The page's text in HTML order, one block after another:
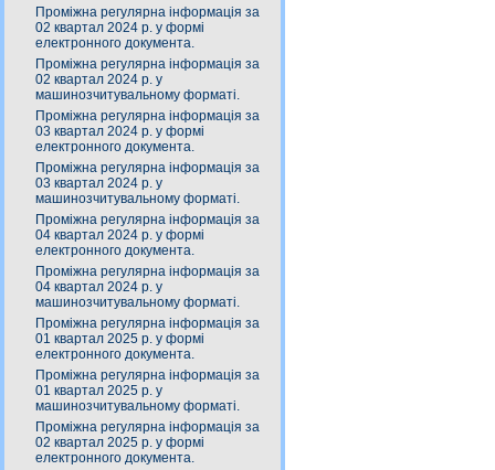
Проміжна регулярна інформація за
02 квартал 2024 р. у формі
електронного документа.
Проміжна регулярна інформація за
02 квартал 2024 р. у
машинозчитувальному форматі.
Проміжна регулярна інформація за
03 квартал 2024 р. у формі
електронного документа.
Проміжна регулярна інформація за
03 квартал 2024 р. у
машинозчитувальному форматі.
Проміжна регулярна інформація за
04 квартал 2024 р. у формі
електронного документа.
Проміжна регулярна інформація за
04 квартал 2024 р. у
машинозчитувальному форматі.
Проміжна регулярна інформація за
01 квартал 2025 р. у формі
електронного документа.
Проміжна регулярна інформація за
01 квартал 2025 р. у
машинозчитувальному форматі.
Проміжна регулярна інформація за
02 квартал 2025 р. у формі
електронного документа.